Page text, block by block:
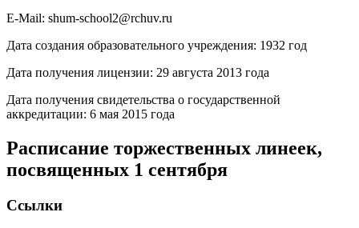
E-Mail: shum-school2@rchuv.ru
Дата создания образовательного учреждения: 1932 год
Дата получения лицензии: 29 августа 2013 года
Дата получения свидетельства о государственной
аккредитации: 6 мая 2015 года
Расписание торжественных линеек,
посвященных 1 сентября
Ссылки